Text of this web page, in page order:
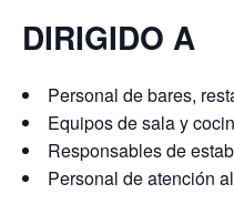
DIRIGIDO A
Personal de bares,
Equipos de sala y
Responsables de
Personal de atención